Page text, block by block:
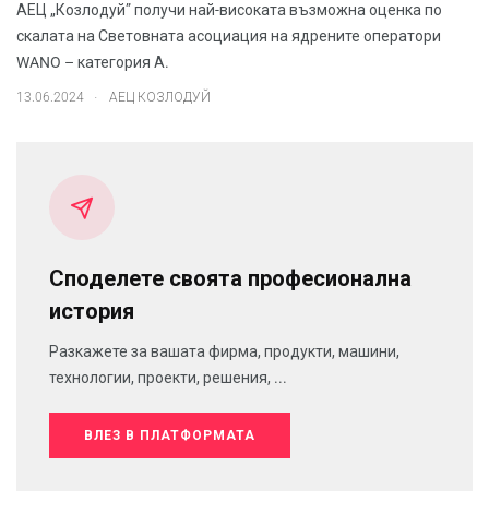
АЕЦ „Козлодуй” получи най-високата възможна оценка по
скалата на Световната асоциация на ядрените оператори
WANO – категория А.
13.06.2024 . АЕЦ КОЗЛОДУЙ
Споделете своята професионална
история
Разкажете за вашата фирма, продукти, машини,
технологии, проекти, решения, ...
ВЛЕЗ В ПЛАТФОРМАТА